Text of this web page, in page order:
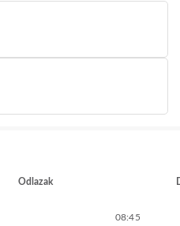
Odlazak
08:45